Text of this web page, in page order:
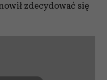
zdecydować się